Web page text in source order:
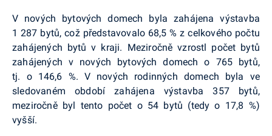
V nových bytových domech byla zahájena výstavba
1 287 bytů, což představovalo 68,5 % z celkového počtu
zahájených bytů v kraji. Meziročně vzrostl počet bytů
zahájených v nových bytových domech o 765 bytů,
tj. o 146,6 %. V nových rodinných domech byla ve
sledovaném období zahájena výstavba 357 bytů,
meziročně byl tento počet o 54 bytů (tedy o 17,8 %)
vyšší.